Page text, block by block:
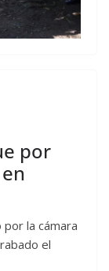
por
la cámara
el